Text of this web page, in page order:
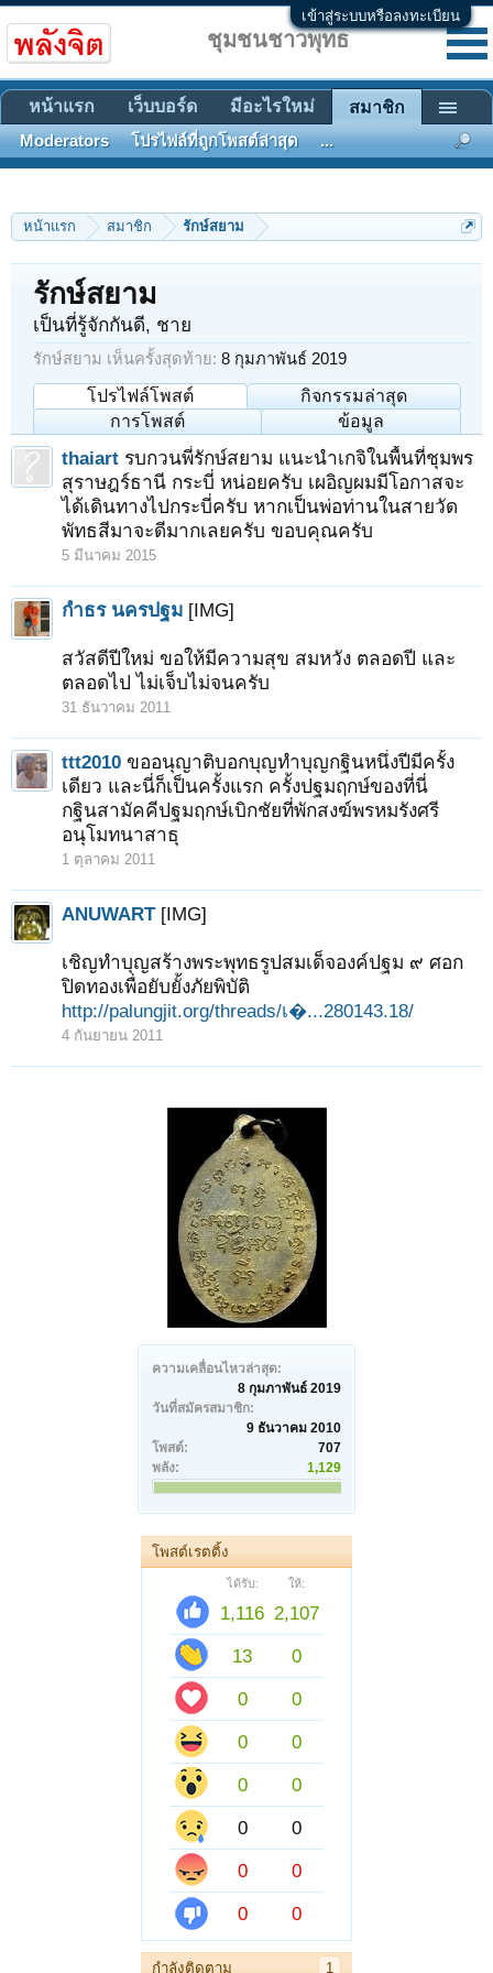
เข้าสู่ระบบหรือลงทะเบียน
หน้าแรก สมาชิก รักษ์สยาม
ความเคลื่อนไหวล่าสุด:
8 กุมภาพันธ์ 2019
วันที่สมัครสมาชิก:
9 ธันวาคม 2010
โพสต์:
707
พลัง:
1,129
โพสต์เรตติ้ง
ได้รับ: ให้:
1,116 2,107
13
0
0
0
0
0
0
0
0
0
0
0
0
0
กำลังติดตาม 1
รักษ์สยาม
เป็นที่รู้จักกันดี, ชาย
รักษ์สยาม เห็นครั้งสุดท้าย: 8 กุมภาพันธ์ 2019
โปรไฟล์โพสต์
กิจกรรมล่าสุด
การโพสต์
ข้อมูล
thaiart รบกวนพี่รักษ์สยาม แนะนำเกจิในพื้นที่ชุมพร
สุราษฎร์ธานี กระบี่ หน่อยครับ เผอิญผมมีโอกาสจะ
ได้เดินทางไปกระบี่ครับ หากเป็นพ่อท่านในสายวัด
พัทธสีมาจะดีมากเลยครับ ขอบคุณครับ
5 มีนาคม 2015
กำธร นครปฐม [IMG]
สวัสดีปีใหม่ ขอให้มีความสุข สมหวัง ตลอดปี และ
ตลอดไป ไม่เจ็บไม่จนครับ
31 ธันวาคม 2011
ttt2010 ขออนุญาติบอกบุญทำบุญกฐินหนึ่งปีมีครั้ง
เดียว และนี่ก็เป็นครั้งแรก ครั้งปฐมฤกษ์ของที่นี่
กฐินสามัคคีปฐมฤกษ์เบิกชัยที่พักสงฆ์พรหมรังศรี
อนุโมทนาสาธุ
1 ตุลาคม 2011
ANUWART [IMG]
เชิญทำบุญสร้างพระพุทธรูปสมเด็จองค์ปฐม ๙ ศอก
ปิดทองเพื่อยับยั้งภัยพิบัติ
http://palungjit.org/threads/เ�...280143.18/
4 กันยายน 2011
ชุมชนชาวพุทธ
หน้าแรก เว็บบอร์ด มีอะไรใหม่ สมาชิก
Moderators โปรไฟล์ที่ถูกโพสต์ล่าสุด ...